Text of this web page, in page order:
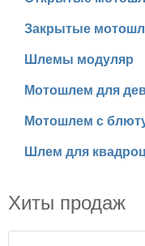
Закрытые
Шлемы модуляр
Мотошлем для
Мотошлем с
Шлем для
Хиты продаж